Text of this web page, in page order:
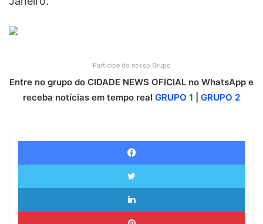
Participe do nosso Grupo
Entre no grupo do CIDADE NEWS OFICIAL no WhatsApp e
receba notícias em tempo real GRUPO 1 GRUPO 2